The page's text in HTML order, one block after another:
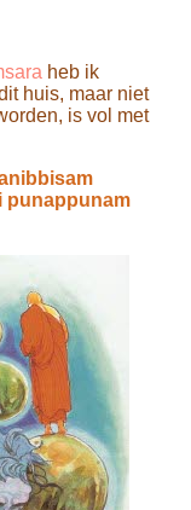
heb ik
huis, maar niet
is vol met
punappunam